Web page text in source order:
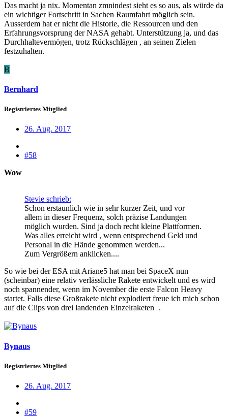
Das macht ja nix. Momentan zmnindest sieht es so aus, als würde da
ein wichtiger Fortschritt in Sachen Raumfahrt möglich sein.
Ausserdem hat er nicht die Historie, die Ressourcen und den
Erfahrungsvorsprung der NASA gehabt. Unterstützung ja, und das
Durchhaltevermögen, trotz Rückschlägen , an seinen Zielen
festzuhalten.
B
Bernhard
Registriertes Mitglied
26. Aug. 2017
#58
Wow
Stevie schrieb:
Schon erstaunlich wie in sehr kurzer Zeit, und vor
allem in dieser Frequenz, solch präzise Landungen
möglich wurden. Sind ja doch recht kleine Plattformen.
Was alles erreicht wird , wenn entsprechend Geld und
Personal in die Hände genommen werden...
Zum Vergrößern anklicken....
So wie bei der ESA mit Ariane5 hat man bei SpaceX nun
(scheinbar) eine relativ verlässliche Rakete entwickelt und es wird
noch spannender, wenn im November die erste Falcon Heavy
startet. Falls diese Großrakete nicht explodiert freue ich mich schon
auf die Clips von drei landenden Einzelraketen
.
Bynaus
Registriertes Mitglied
26. Aug. 2017
#59